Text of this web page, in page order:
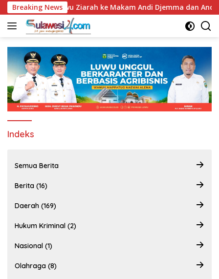
Langsung
ke
konten
Breaking News
67, Bupati Luwu Ziarah ke Makam Andi Djemma dan Andi
Indeks
Semua Berita
Berita (16)
Daerah (169)
Hukum Kriminal (2)
Nasional (1)
Olahraga (8)